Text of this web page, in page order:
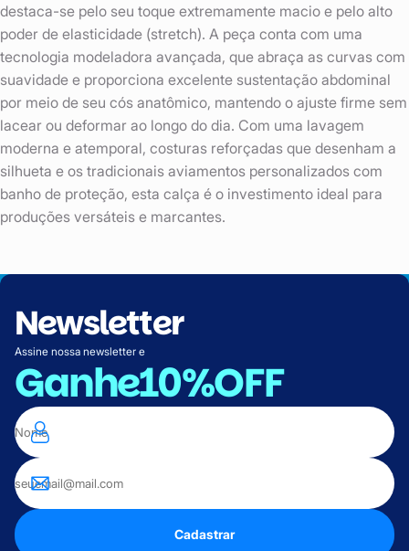
destaca-se pelo seu toque extremamente macio e pelo alto
poder de elasticidade (stretch). A peça conta com uma
tecnologia modeladora avançada, que abraça as curvas com
suavidade e proporciona excelente sustentação abdominal
por meio de seu cós anatômico, mantendo o ajuste firme sem
lacear ou deformar ao longo do dia. Com uma lavagem
moderna e atemporal, costuras reforçadas que desenham a
silhueta e os tradicionais aviamentos personalizados com
banho de proteção, esta calça é o investimento ideal para
produções versáteis e marcantes.
Newsletter
Assine nossa newsletter e
Ganhe10%OFF
Cadastrar